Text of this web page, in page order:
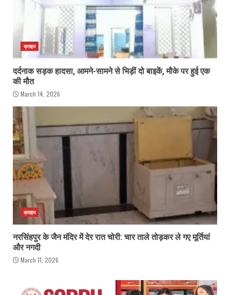
क्राइम
दर्दनाक सड़क हादसा, आमने-सामने से भिड़ीं दो बाइकें, मौके पर हुई एक
की मौत
March 14, 2026
क्राइम
नरसिंहपुर के जैन मंदिर में देर रात चोरी: चार ताले तोड़कर ले गए मूर्तियां
और नगदी
March 11, 2026